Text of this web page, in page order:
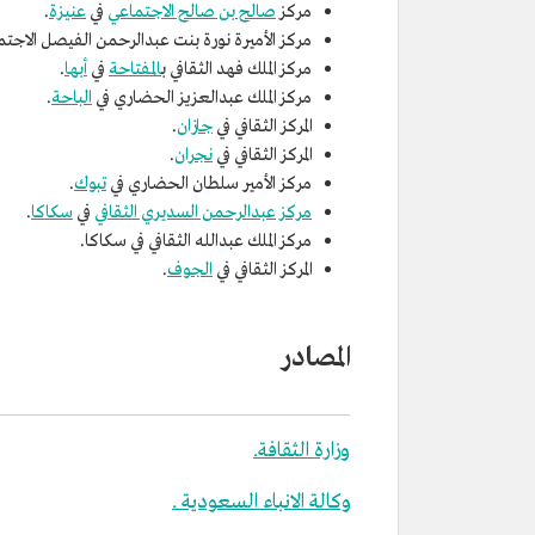
مركزصالح بن صالح الاجتماعي في عنيزة.
مركز الأميرة نورة بنت عبدالرحمن الفيصل
مركز الملك فهد الثقافي بالمفتاحة في أبها.
مركز الملك عبدالعزيز الحضاري في الباحة.
المركز الثقافي في جازان.
المركز الثقافي في نجران.
مركز الأمير سلطان الحضاري فيتبوك.
مركز عبدالرحمن السديري الثقافي في سكاكا.
مركز الملك عبدالله الثقافي في سكاكا.
المركز الثقافي في الجوف.
المصادر
وزارة الثقافة.
وكالة الانباء السعودية .